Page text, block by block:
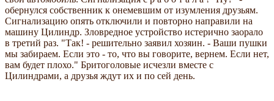
обернулся собственник к онемевшим от изумления друзьям.
Сигнализацию опять отключили и повторно направили на
машину Цилиндр. Зловредное устройство истерично заорало
в третий раз. "Так! - решительно заявил хозяин. - Ваши пушки
мы забираем. Если это - то, что вы говорите, вернем. Если нет,
вам будет плохо." Бритоголовые исчезли вместе с
Цилиндрами, а друзья ждут их и по сей день.